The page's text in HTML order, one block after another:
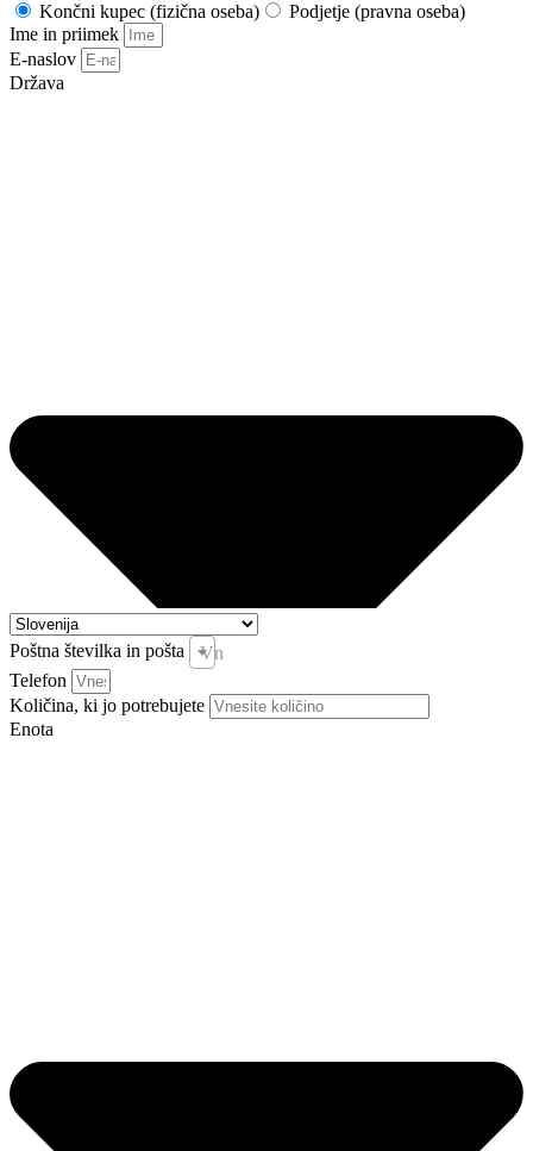
Končni kupec (fizična oseba)
Podjetje (pravna oseba)
Ime in priimek
E-naslov
Država
Poštna številka in pošta
Vnesite pošto in kraj *
Telefon
Količina, ki jo potrebujete
Enota